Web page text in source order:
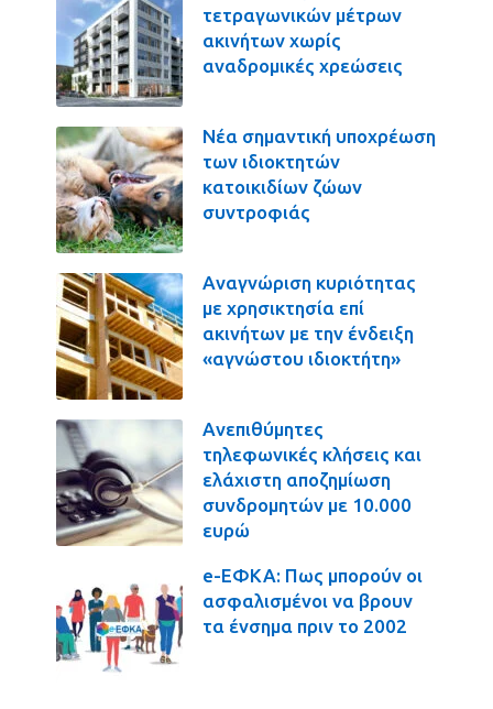
τετραγωνικών μέτρων
ακινήτων χωρίς
αναδρομικές χρεώσεις
Νέα σημαντική υποχρέωση
των ιδιοκτητών
κατοικιδίων ζώων
συντροφιάς
Αναγνώριση κυριότητας
με χρησικτησία επί
ακινήτων με την ένδειξη
«αγνώστου ιδιοκτήτη»
Ανεπιθύμητες
τηλεφωνικές κλήσεις και
ελάχιστη αποζημίωση
συνδρομητών με 10.000
ευρώ
e-ΕΦΚΑ: Πως μπορούν οι
ασφαλισμένοι να βρουν
τα ένσημα πριν το 2002